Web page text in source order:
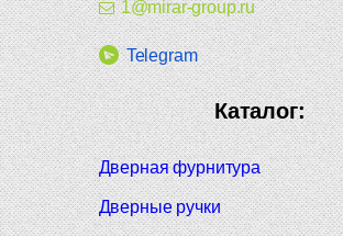
1@mirar-group.ru
Telegram
Каталог:
Дверная фурнитура
Дверные ручки